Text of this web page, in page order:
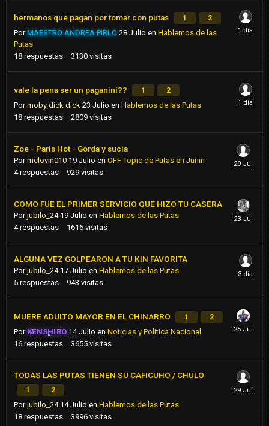
hermanos que pagan por tomar con putas 1 2
PorMAESTRO ANDREA PIRLO 28 Julio en Hablemos de las
Putas
18 respuestas 3130 visitas
vale la pena ser un paganini?? 1 2
Pormoby dick dick 23 Julio en Hablemos de las Putas
18 respuestas 2809 visitas
Zoe - Paris Hot - Gorda y sucia
Pormclovin010 19 Julio en OFF Topic de Putas en Junin
4 respuestas 929 visitas
COMO FUE EL PRIMER SERVICIO QUE HIZO TU CASERA
Porjubilo_24 19 Julio en Hablemos de las Putas
4 respuestas 1616 visitas
ALGUNA VEZ GOLPEARON A TU KIN FAVORITA
Porjubilo_24 17 Julio en Hablemos de las Putas
5 respuestas 943 visitas
MUERE ADULTO MAYOR EN EL CHINARRO 1 2
Por KENSHIRO 14 Julio enNoticias y Politica Nacional
16 respuestas 3655 visitas
TODAS LAS PUTAS TIENEN SU CAFICUHO / CHULO
1 2
Porjubilo_24 14 Julio en Hablemos de las Putas
18 respuestas 3996 visitas